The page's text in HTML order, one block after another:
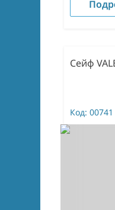
Сейф
Код: 00741